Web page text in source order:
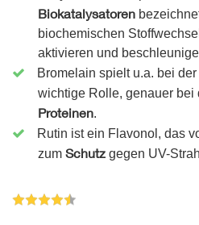
Biokatalysatoren
biochemischen
aktivieren und
Bromelain spielt u.a. bei der
wichtige Rolle, genauer bei
Proteinen.
Rutin ist ein Flavonol, das
zum Schutz gegen UV-